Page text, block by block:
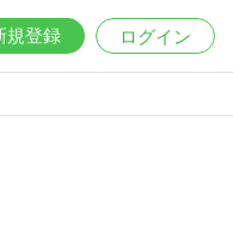
規登録 ログイン